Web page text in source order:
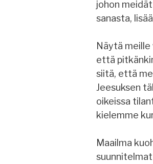
johon
sanasta,
Näytä meille
että
siitä, että
Jeesuksen
oikeissa
kielemme
Maailma
suunnitelmat